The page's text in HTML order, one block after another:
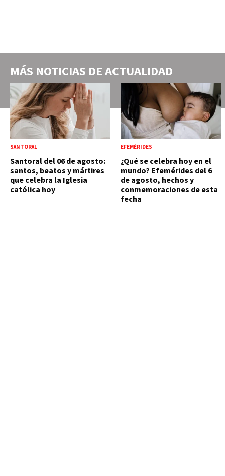
MÁS NOTICIAS DEACTUALIDAD
SANTORAL
Santoral del 06 de agosto:
santos, beatos y mártires
que celebra la Iglesia
católica hoy
EFEMÉRIDES
¿Qué se celebra hoy en el
mundo? Efemérides del 6
de agosto, hechos y
conmemoraciones de esta
fecha